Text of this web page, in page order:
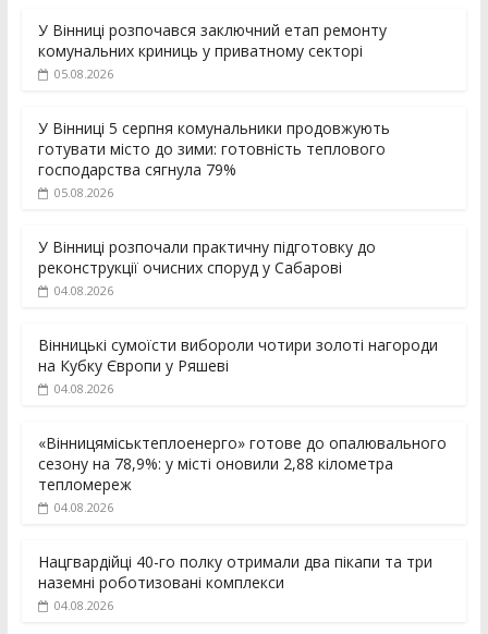
У Вінниці розпочався заключний етап ремонту
комунальних криниць у приватному секторі
05.08.2026
У Вінниці 5 серпня комунальники продовжують
готувати місто до зими: готовність теплового
господарства сягнула 79%
05.08.2026
У Вінниці розпочали практичну підготовку до
реконструкції очисних споруд у Сабарові
04.08.2026
Вінницькі сумоїсти вибороли чотири золоті нагороди
на Кубку Європи у Ряшеві
04.08.2026
«Вінницяміськтеплоенерго» готове до опалювального
сезону на 78,9%: у місті оновили 2,88 кілометра
тепломереж
04.08.2026
Нацгвардійці 40-го полку отримали два пікапи та три
наземні роботизовані комплекси
04.08.2026